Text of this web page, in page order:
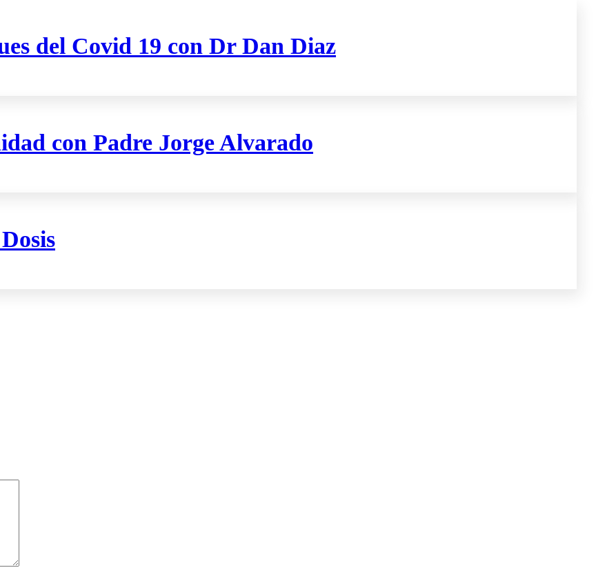
del Covid 19 con Dr Dan Diaz
con Padre Jorge Alvarado